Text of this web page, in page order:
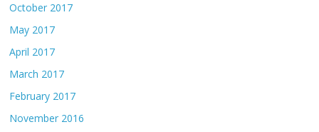
October 2017
May 2017
April 2017
March 2017
February 2017
November 2016